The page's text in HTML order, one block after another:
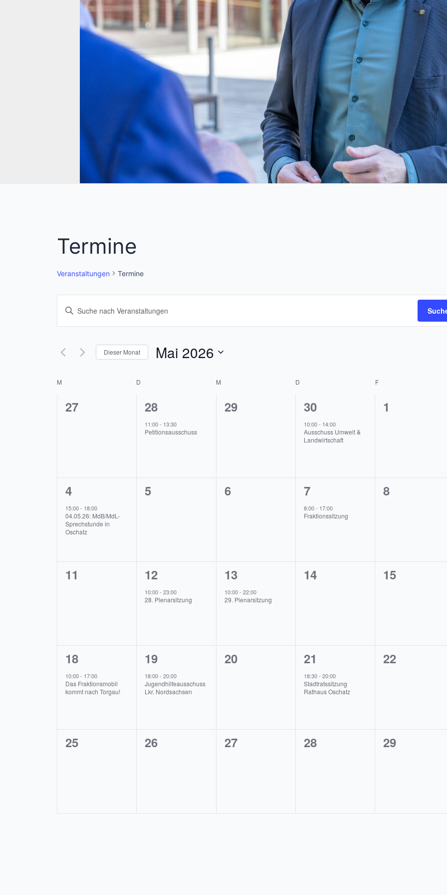
Termine
Veranstaltungen Termine
Veranstaltungen
Suche
und
Ansichten,
Navigation
Bitte
Suche
nach
Schlüsselwort.
Dieser Monat Mai 2026
Kalender
von
Veranstaltungen
M D M D FFREITAG
0
Veranstaltungen,
27
1
Veranstaltung,
28
11:00- 13:30
Petitionsausschuss
0
Veranstaltungen,
29
1
Veranstaltung,
30
10:00- 14:00
Ausschuss Umwelt &
Landwirtschaft
0
1
1
Veranstaltung,
4
15:00- 18:00
04.05.26: MdB/MdL-
Sprechstunde in
Oschatz
0
5
0
Veranstaltungen,
6
1
Veranstaltung,
7
8:00- 17:00
Fraktionssitzung
0
8
0
Veranstaltungen,
11
1
Veranstaltung,
12
10:00-23:00
28. Plenarsitzung
1
Veranstaltung,
13
10:00- 22:00
29. Plenarsitzung
0
14
0
15
1
Veranstaltung,
18
10:00- 17:00
Das Fraktionsmobil
kommt nach Torgau!
1
Veranstaltung,
19
18:00-20:00
Jugendhilfeausschuss
Lkr. Nordsachsen
0
Veranstaltungen,
20
1
Veranstaltung,
21
18:30- 20:00
Stadtratssitzung
Rathaus Oschatz
0
22
0
25
0
26
0
27
0
28
0
29